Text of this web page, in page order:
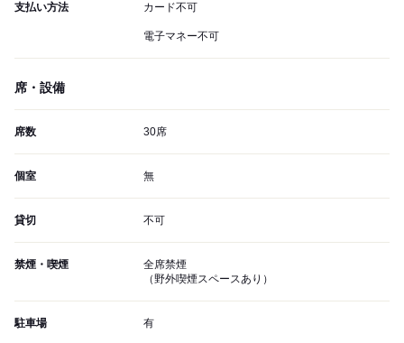
支払い方法 カード不可
電子マネー不可
席・設備
席数 30席
個室 無
貸切 不可
禁煙・喫煙
全席禁煙
（野外喫煙スペースあり）
駐車場 有